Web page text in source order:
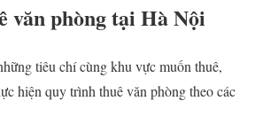
văn phòng tại Hà Nội
tiêu chí cùng khu vực muốn thuê,
hiện quy trình thuê văn phòng theo các